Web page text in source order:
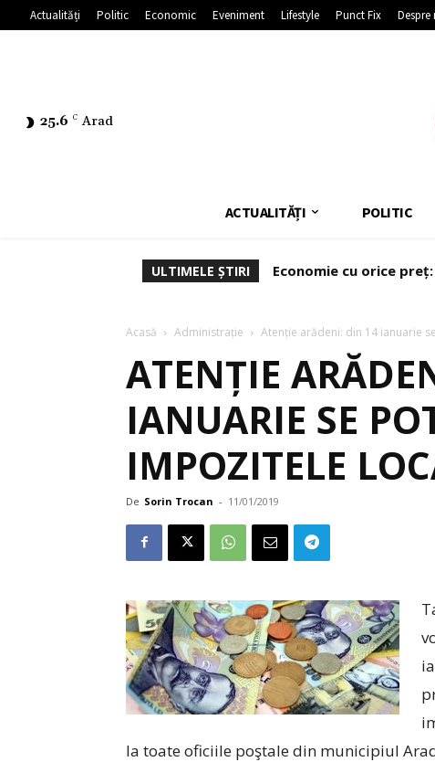
Actualități Politic Economic Eveniment Lifestyle Punct Fix Despre
25.6 C Arad
ACTUALITĂȚI POLITIC
ULTIMELE ȘTIRI Economie cu orice
Acasă Administrație Atenție arădeni: din 14 ianuarie
ATENȚIE
IANUARIE SE
IMPOZITELE
De Sorin Trocan - 11/01/2019
la toate oficiile poştale din municipiul